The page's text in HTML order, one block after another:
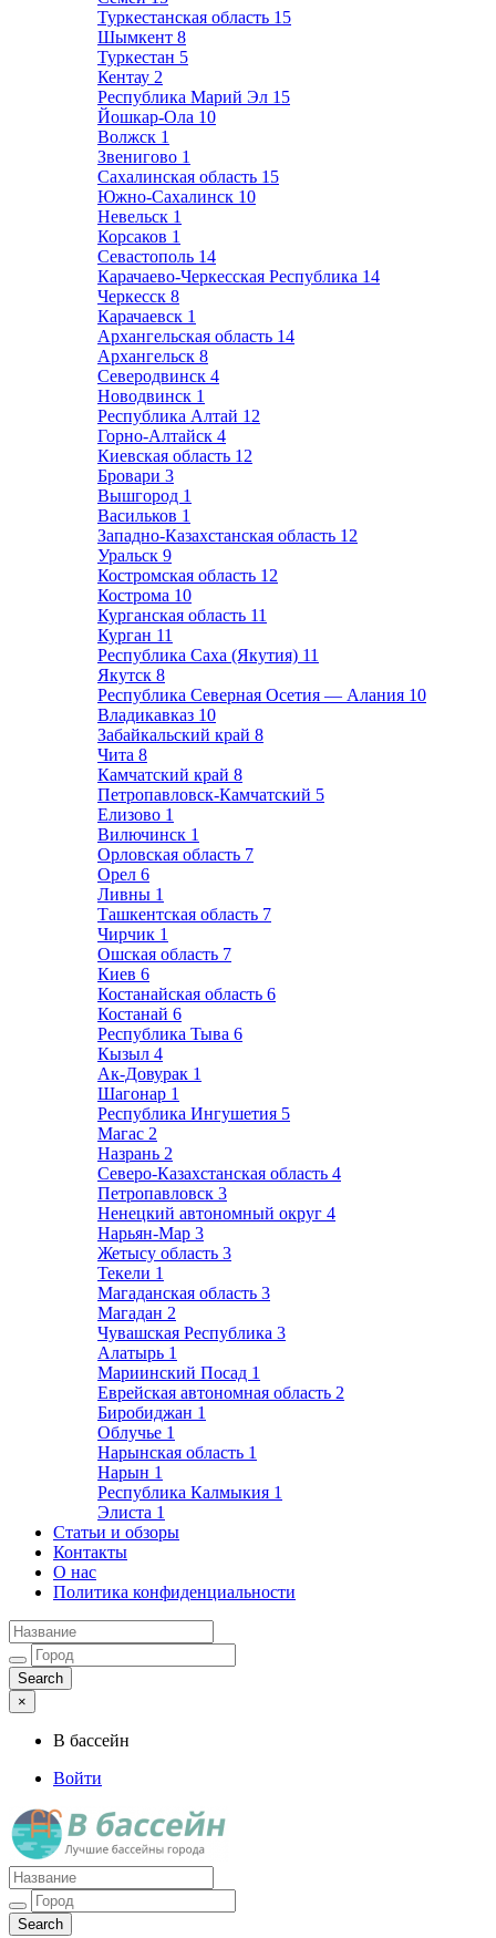
Туркестанская область 15
Шымкент 8
Туркестан 5
Кентау 2
Республика Марий Эл 15
Йошкар-Ола 10
Волжск 1
Звенигово 1
Сахалинская область 15
Южно-Сахалинск 10
Невельск 1
Корсаков 1
Севастополь 14
Карачаево-Черкесская Республика 14
Черкесск 8
Карачаевск 1
Архангельская область 14
Архангельск 8
Северодвинск 4
Новодвинск 1
Республика Алтай 12
Горно-Алтайск 4
Киевская область 12
Бровари 3
Вышгород 1
Васильков 1
Западно-Казахстанская область 12
Уральск 9
Костромская область 12
Кострома 10
Курганская область 11
Курган 11
Республика Саха (Якутия) 11
Якутск 8
Республика Северная Осетия — Алания 10
Владикавказ 10
Забайкальский край 8
Чита 8
Камчатский край 8
Петропавловск-Камчатский 5
Елизово 1
Вилючинск 1
Орловская область 7
Орел 6
Ливны 1
Ташкентская область 7
Чирчик 1
Ошская область 7
Киев 6
Костанайская область 6
Костанай 6
Республика Тыва 6
Кызыл 4
Ак-Довурак 1
Шагонар 1
Республика Ингушетия 5
Магас 2
Назрань 2
Северо-Казахстанская область 4
Петропавловск 3
Ненецкий автономный округ 4
Нарьян-Мар 3
Жетысу область 3
Текели 1
Магаданская область 3
Магадан 2
Чувашская Республика 3
Алатырь 1
Мариинский Посад 1
Еврейская автономная область 2
Биробиджан 1
Облучье 1
Нарынская область 1
Нарын 1
Республика Калмыкия 1
Элиста 1
Статьи и обзоры
Контакты
О нас
Политика конфиденциальности
×
В бассейн
Войти
Лучшие бассейны города